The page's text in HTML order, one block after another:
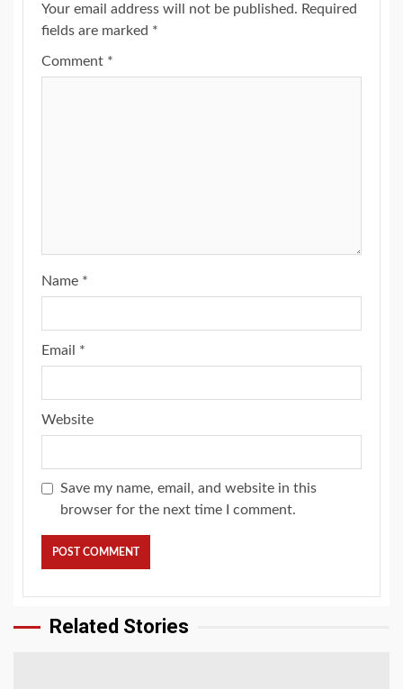
Your email address will not be published. Required
fields are marked *
Comment *
Name *
Email *
Website
Save my name, email, and website in this
browser for the next time I comment.
Related Stories